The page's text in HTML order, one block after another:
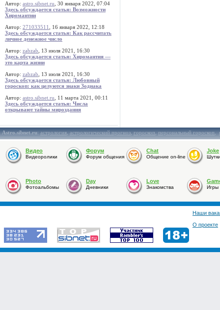
Автор: astro.sibnet.ru , 30 января 2022, 07:04
Здесь обсуждается статья: Возможности
Хиромантии
Автор: 271033511
, 16 января 2022, 12:18
Здесь обсуждается статья: Как рассчитать
личное денежное число
Автор: zabzab , 13 июля 2021, 16:30
Здесь обсуждается статья: Хиромантия —
это карта жизни
Автор: zabzab , 13 июля 2021, 16:30
Здесь обсуждается статья: Любовный
гороскоп: как целуются знаки Зодиака
Автор: astro.sibnet.ru , 11 марта 2021, 00:11
Здесь обсуждается статья: Числа
открывают тайны мироздания
Astro.sibnet.ru:астрология,астрологический прогноз,гороскоп,персональный гороскоп,
Видео
Видеоролики
Форум
Форум общения
Chat
Общение on-line
Joke
Photo
Фотоальбомы
Day
Дневники
Love
Знакомства Игры
Наши
О проекте